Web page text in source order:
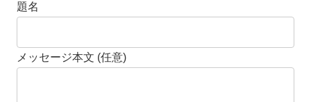
題名
メッセージ本文 (任意)